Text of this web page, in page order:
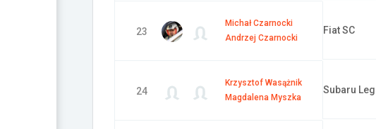
23
Michał Czarnocki
Andrzej Czarnocki
Fiat SC
24
Krzysztof Wasążnik
Magdalena Myszka
Subaru